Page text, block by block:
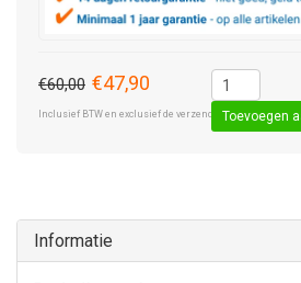
€60,00 €47,90
Inclusief BTW en exclusief de verzendkosten € 8,50
Toevoegen
Informatie